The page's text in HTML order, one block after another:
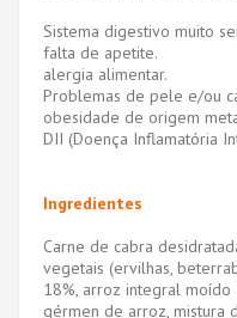
Sistema digestivo muito
falta de apetite.
alergia alimentar.
Problemas de pele e/ou
obesidade de origem
DII (Doença Inflamatória
Ingredientes
Carne de cabra
vegetais (ervilhas,
18%, arroz integral moído
gérmen de arroz, mistura